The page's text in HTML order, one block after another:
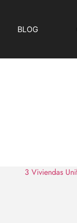
BLOG